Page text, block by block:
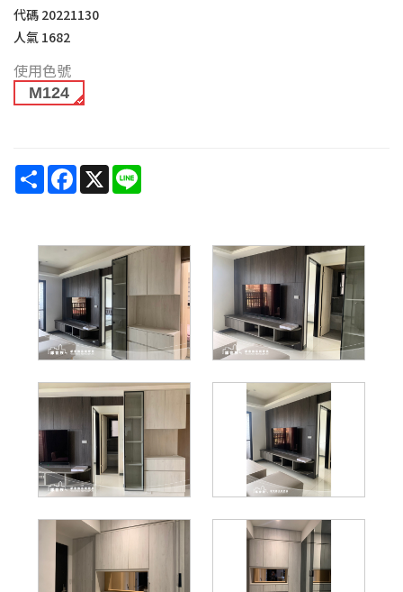
代碼 20221130
人氣 1682
使用色號
M124
ShareFacebook
X